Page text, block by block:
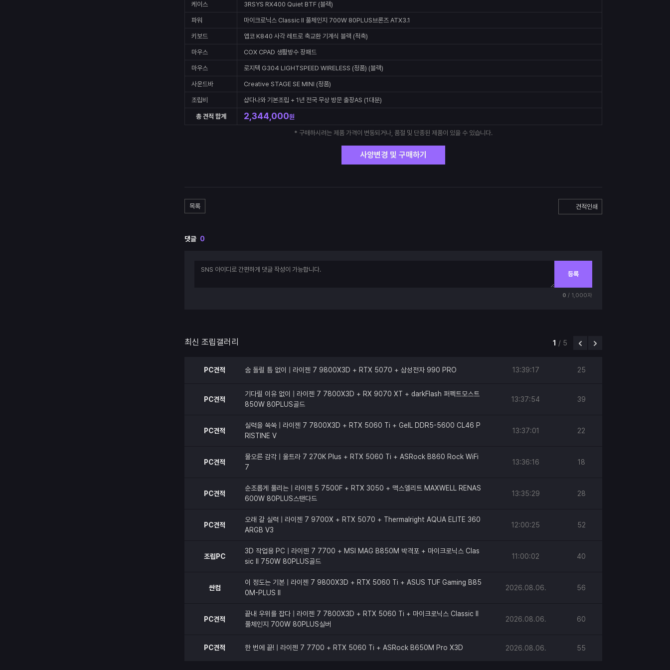
케이스 3RSYS RX400 Quiet BTF (블랙)
파워 마이크로닉스 Classic II 풀체인지 700W 80PLUS브론즈 ATX3.1
키보드 앱코 K840 사각 레트로 축교환 기계식 블랙 (적축)
마우스 COX CPAD 생활방수 장패드
마우스 로지텍 G304 LIGHTSPEED WIRELESS (정품) (블랙)
사운드바 Creative STAGE SE MINI (정품)
조립비 샵다나와 기본조립 + 1년 전국 무상 방문 출장AS (1대분)
총 견적 합계 2,344,000원
* 구매하시려는 제품 가격이 변동되거나, 품절 및 단종된 제품이 있을 수 있습니다.
사양변경 및 구매하기
목록 견적인쇄
댓글 0
등록
0 / 1,000자
최신 조립갤러리 1 / 5
PC견적 숨 돌릴 틈 없이 | 라이젠 7 9800X3D + RTX 5070 + 삼성전자 990 PRO 13:39:17 25
PC견적
기다릴 이유 없이 | 라이젠 7 7800X3D + RX 9070 XT + darkFlash 퍼펙트모스트
850W 80PLUS골드
13:37:54 39
PC견적
실력을 쑥쑥 | 라이젠 7 7800X3D + RTX 5060 Ti + GeIL DDR5-5600 CL46 P
RISTINE V
13:37:01 22
PC견적
물오른 감각 | 울트라 7 270K Plus + RTX 5060 Ti + ASRock B860 Rock WiFi
7
13:36:16 18
PC견적
순조롭게 풀리는 | 라이젠 5 7500F + RTX 3050 + 맥스엘리트 MAXWELL RENAS
600W 80PLUS스탠다드
13:35:29 28
PC견적
오래 갈 실력 | 라이젠 7 9700X + RTX 5070 + Thermalright AQUA ELITE 360
ARGB V3
12:00:25 52
조립PC
3D 작업용 PC | 라이젠 7 7700 + MSI MAG B850M 박격포 + 마이크로닉스 Clas
sic II 750W 80PLUS골드
11:00:02 40
싼컴
이 정도는 기본 | 라이젠 7 9800X3D + RTX 5060 Ti + ASUS TUF Gaming B85
0M-PLUS II
2026.08.06. 56
PC견적
끝내 우위를 잡다 | 라이젠 7 7800X3D + RTX 5060 Ti + 마이크로닉스 Classic II
풀체인지 700W 80PLUS실버
2026.08.06. 60
PC견적 한 번에 끝! | 라이젠 7 7700 + RTX 5060 Ti + ASRock B650M Pro X3D 2026.08.06. 55